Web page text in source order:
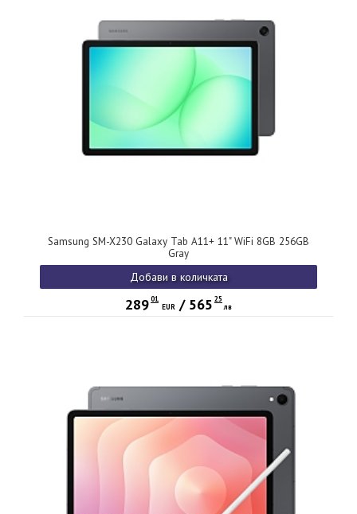
Samsung SM-X230 Galaxy Tab A11+ 11" WiFi 8GB 256GB
Gray
Добави в количката
28901
EUR / 565 25
лв